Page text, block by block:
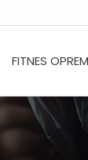
FITNES